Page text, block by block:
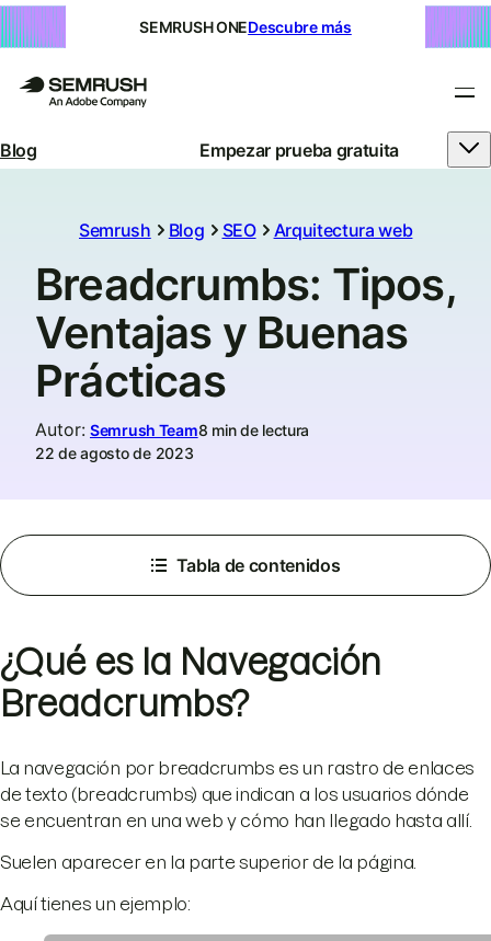
SEMRUSH ONEDescubre más
Blog Empezar prueba gratuita
Semrush Blog SEO Arquitectura web
Breadcrumbs: Tipos,
Ventajas y Buenas
Prácticas
Autor: Semrush Team8 min de lectura
22 de agosto de 2023
Tabla de contenidos
¿Qué es la Navegación
Breadcrumbs?
La navegación por breadcrumbs es un rastro de enlaces
de texto (breadcrumbs) que indican a los usuarios dónde
se encuentran en una web y cómo han llegado hasta allí.
Suelen aparecer en la parte superior de la página.
Aquí tienes un ejemplo: